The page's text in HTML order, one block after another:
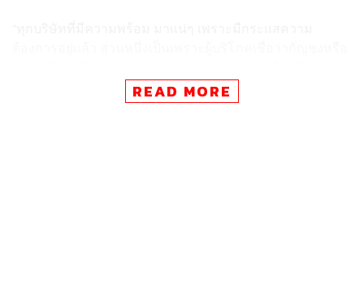
แม่ทัพอิชิตันเชื่อว่าสินค้าจากกัญชงจะเป็นสินค้าที่ทำตลาด
READ MORE